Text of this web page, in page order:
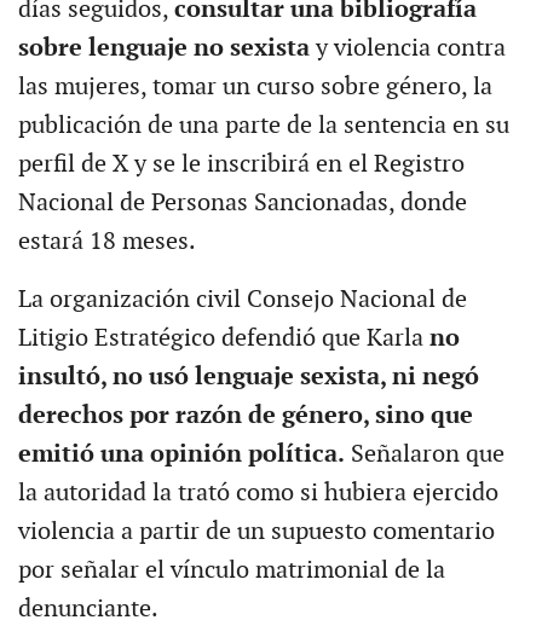
días seguidos, consultar una bibliografía
sobre lenguaje no sexistay violencia contra
las mujeres, tomar un curso sobre género, la
publicación de una parte de la sentencia en su
perfil de X y se le inscribirá en el Registro
Nacional de Personas Sancionadas, donde
estará 18 meses.
La organización civil Consejo Nacional de
Litigio Estratégico defendió que Karla no
insultó, no usó lenguaje sexista, ni negó
derechos por razón de género, sino que
emitió una opinión política. Señalaron que
la autoridad la trató como si hubiera ejercido
violencia a partir de un supuesto comentario
por señalar el vínculo matrimonial de la
denunciante.